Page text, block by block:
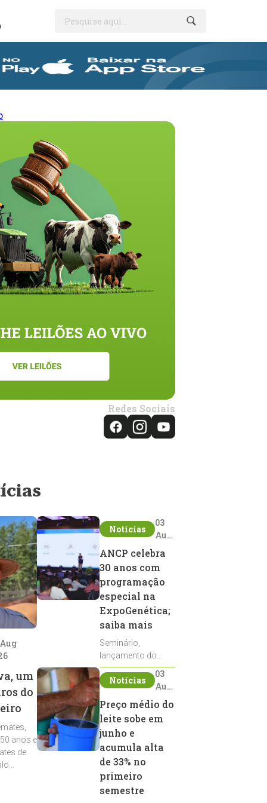
Pesquise aqui...
Redes Sociais
um
do
anos e
de
Notícias
03
Aug
ANCP celebra
30 anos com
programação
especial na
ExpoGenética;
saiba mais
Seminário,
lançamento do
Sumário de Touros,
debates, podcast,
reprodutores e
homenagens
integram a
programação da
entidade durante a
ExpoGenética 2026
Notícias
03
Aug
2026
Preço médio do
leite sobe em
junho e
acumula alta
de 33% no
primeiro
semestre